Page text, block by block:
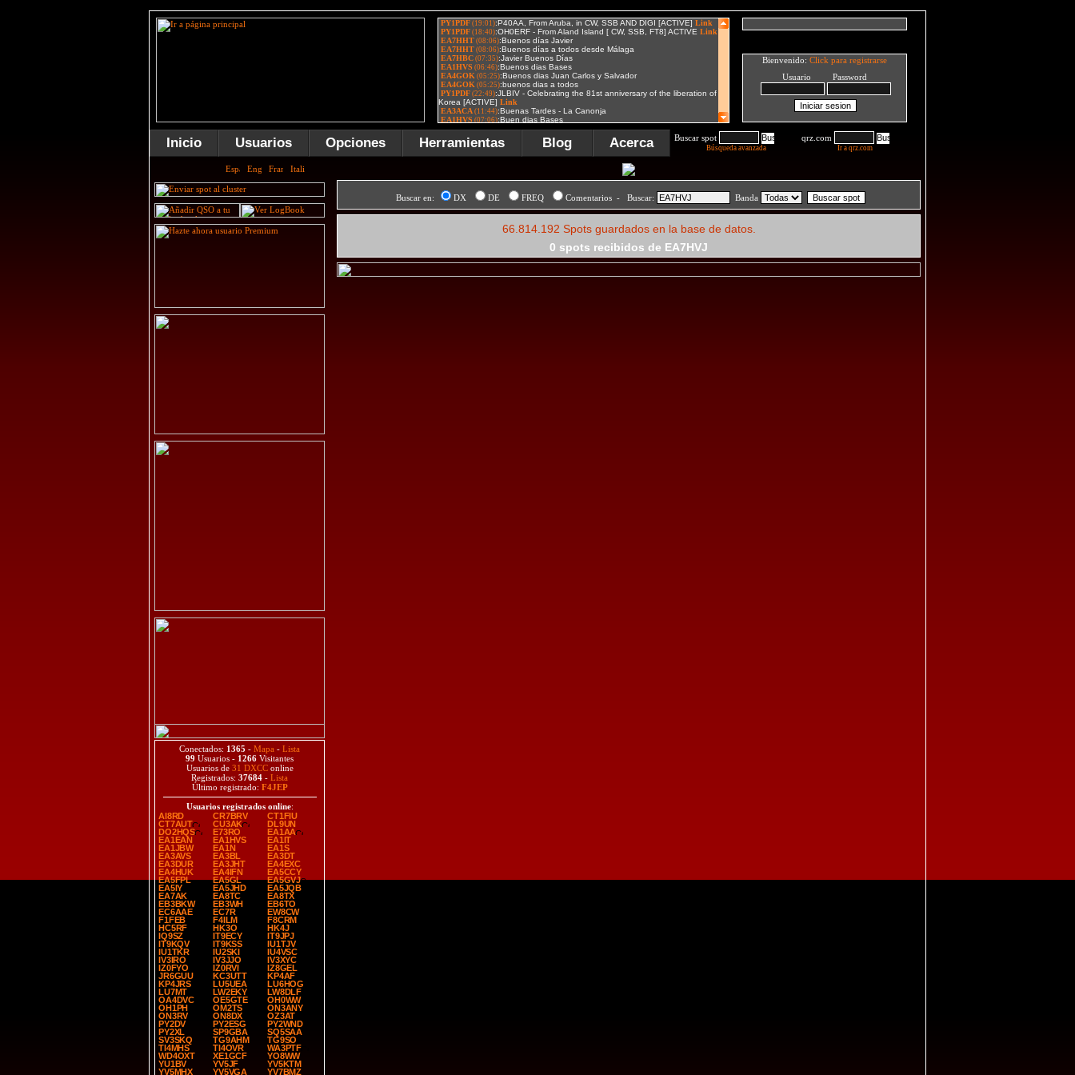
Bienvenido: Click para registrarse
Usuario Password
Inicio Usuarios Opciones Herramientas Blog Acerca Buscar spot
Búsqueda avanzada
qrz.com
Ir a qrz.com
Conectados: 1365 - Mapa - Lista
99 Usuarios - 1266 Visitantes
Usuarios de 31 DXCConline
Registrados: 37684 - Lista
Último registrado: F4JEP
Usuarios registrados online:
AI8RD
CR7BRV
CT1FIU
CT7AUT
CU3AK
DL9UN
DO2HQS
E73RO
EA1AA
EA1EAN
EA1HVS
EA1IT
EA1JBW
EA1N
EA1S
EA3AVS
EA3BL
EA3DT
EA3DUR
EA3JHT
EA4EXC
EA4HUK
EA4IFN
EA5CCY
EA5FPL
EA5GL
EA5GVJ
EA5IY
EA5JHD
EA5JQB
EA7AK
EA8TC
EA8TX
EB3BKW
EB3WH
EB6TO
EC6AAE
EC7R
EW8CW
F1FEB
F4ILM
F8CRM
HC5RF
HK3O
HK4J
IQ9SZ
IT9ECY
IT9JPJ
IT9KQV
IT9KSS
IU1TJV
IU1TKR
IU2SKI
IU4VSC
IV3IRO
IV3JJO
IV3XYC
IZ0FYO
IZ0RVI
IZ8GEL
JR6GUU
KC3UTT
KP4AF
KP4JRS
LU5UEA
LU6HOG
LU7MT
LW2EKY
LW8DLF
OA4DVC
OE5GTE
OH0WW
OH1PH
OM2TS
ON3ANY
ON3RV
ON8DX
OZ3AT
PY2DV
PY2ESG
PY2WND
PY2XL
SP9GBA
SQ5SAA
SV3SKQ
TG9AHM
TG9SO
TI4MHS
TI4OVR
WA3PTF
WD4OXT
XE1GCF
YO8WW
YU1BV
YV5JF
YV5KTM
YV5MHX
YV5VGA YV7BMZ
Buscar en: DX DE FREQ Comentarios - Buscar: Banda
66.814.192 Spots guardados en la base de datos.
0 spots recibidos de EA7HVJ